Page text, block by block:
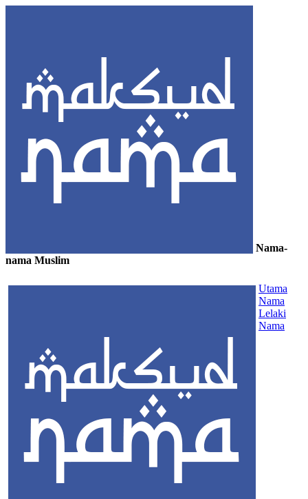
Nama-
nama Muslim
Utama
Nama
Lelaki
Nama